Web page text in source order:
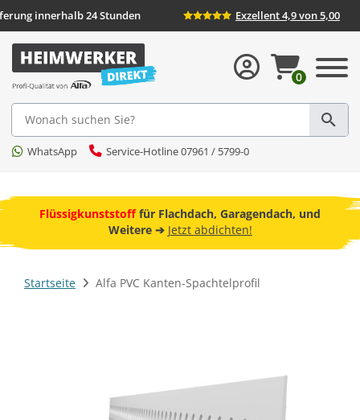
Lieferung innerhalb 24 Stunden Exzellent 4,9 von 5,00
Suche
WhatsApp Service-Hotline 07961 / 5799-0
0
Flüssigkunststofffür Flachdach, Garagendach, und
Weitere ➔ Jetzt abdichten!
Startseite Alfa PVC Kanten-Spachtelprofil